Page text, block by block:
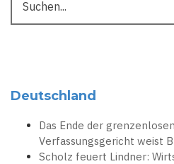
Deutschland
Das Ende der
Verfassungsgericht weist
Scholz feuert Lindner: